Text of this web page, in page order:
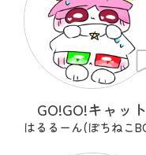
GO!GO!キャット